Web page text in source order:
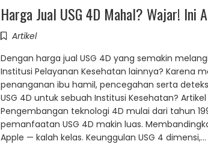
Harga Jual USG 4D Mahal? Wajar! Ini
Artikel
Dengan harga jual USG 4D yang semakin
Institusi Pelayanan Kesehatan lainnya? Karena
penanganan ibu hamil, pencegahan serta
USG 4D untuk sebuah Institusi Kesehatan?
Pengembangan teknologi 4D mulai dari tahun
pemanfaatan USG 4D makin luas.
Apple — kalah kelas. Keunggulan USG 4 dimensi,…